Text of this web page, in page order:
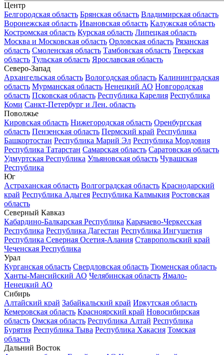
Центр
Белгородская область Брянская область Владимирская область
Воронежская область Ивановская область Калужская область
Костромская область Курская область Липецкая область
Москва и Московская область Орловская область Рязанская
область Смоленская область Тамбовская область Тверская
область Тульская область Ярославская область
Северо-Запад
Архангельская область Вологодская область Калининградская
область Мурманская область Ненецкий АО Новгородская
область Псковская область Республика Карелия Республика
Коми Санкт-Петербург и Лен. область
Поволжье
Кировская область Нижегородская область Оренбургская
область Пензенская область Пермский край Республика
Башкортостан Республика Марий Эл Республика Мордовия
Республика Татарстан Самарская область Саратовская область
Удмуртская Республика Ульяновская область Чувашская
Республика
Юг
Астраханская область Волгоградская область Краснодарский
край Республика Адыгея Республика Калмыкия Ростовская
область
Северный Кавказ
Кабардино-Балкарская Республика Карачаево-Черкесская
Республика Республика Дагестан Республика Ингушетия
Республика Северная Осетия-Алания Ставропольский край
Чеченская Республика
Урал
Курганская область Свердловская область Тюменская область
Ханты-Мансийский АО Челябинская область Ямало-
Ненецкий АО
Сибирь
Алтайский край Забайкальский край Иркутская область
Кемеровская область Красноярский край Новосибирская
область Омская область Республика Алтай Республика
Бурятия Республика Тыва Республика Хакасия Томская
область
Дальний Восток